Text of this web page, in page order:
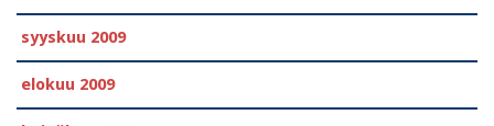
syyskuu 2009
elokuu 2009